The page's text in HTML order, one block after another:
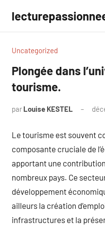
contenu
Uncategorized
Plongée dans
tourisme.
par Louise KESTEL
Le tourisme est souvent
composante cruciale de
apportant une
nombreux pays. Ce
développement
ailleurs la création
infrastructures et la